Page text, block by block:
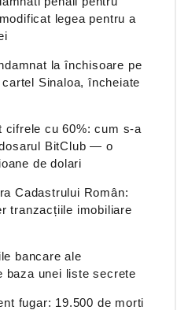
legea pentru a
la închisoare pe
Sinaloa, încheiate
cifrele cu 60%: cum s-a
BitClub — o
de dolari
Cadastrului Român:
tranzacțiile imobiliare
bancare ale
baza unei liste secrete
fugar: 19.500 de morti